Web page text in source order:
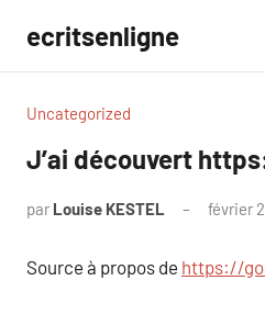
contenu
ecritsenligne
Uncategorized
J’ai découvert
par Louise KESTEL février
Source à propos de https://